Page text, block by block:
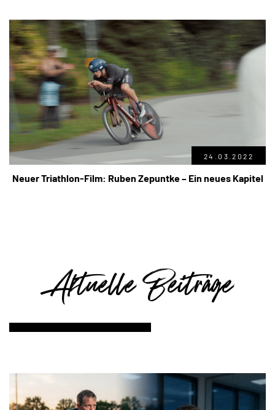
24.03.2022
Neuer Triathlon-Film: Ruben Zepuntke – Ein neues Kapitel
Aktuelle Beiträge